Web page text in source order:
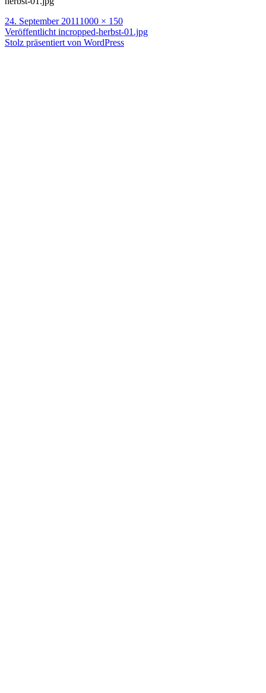
Veröffentlicht
am
24. September 2011 Volle
Größe
1000 × 150
Beitragsnavigation
Veröffentlicht incropped-herbst-01.jpg
Stolz präsentiert von WordPress